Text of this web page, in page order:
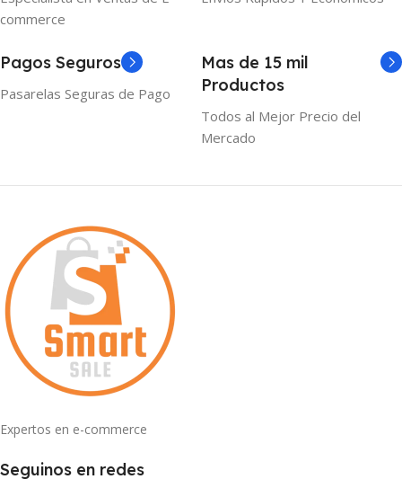
commerce
Pagos Seguros
Pasarelas Seguras de Pago
Mas de 15 mil
Productos
Todos al Mejor Precio del
Mercado
Expertos en e-commerce
Seguinos en redes